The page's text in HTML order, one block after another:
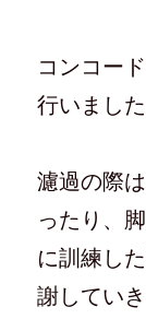
コンコー
行いました
濾過の際
ったり、
に訓練し
謝してい